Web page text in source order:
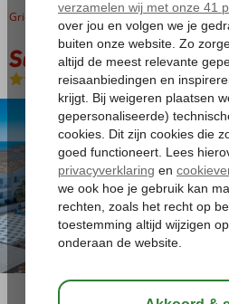
Home
Griekenland Corfu Agios Georgios Sandy
Sandy Beach Resort
All Inclusive-Hotel